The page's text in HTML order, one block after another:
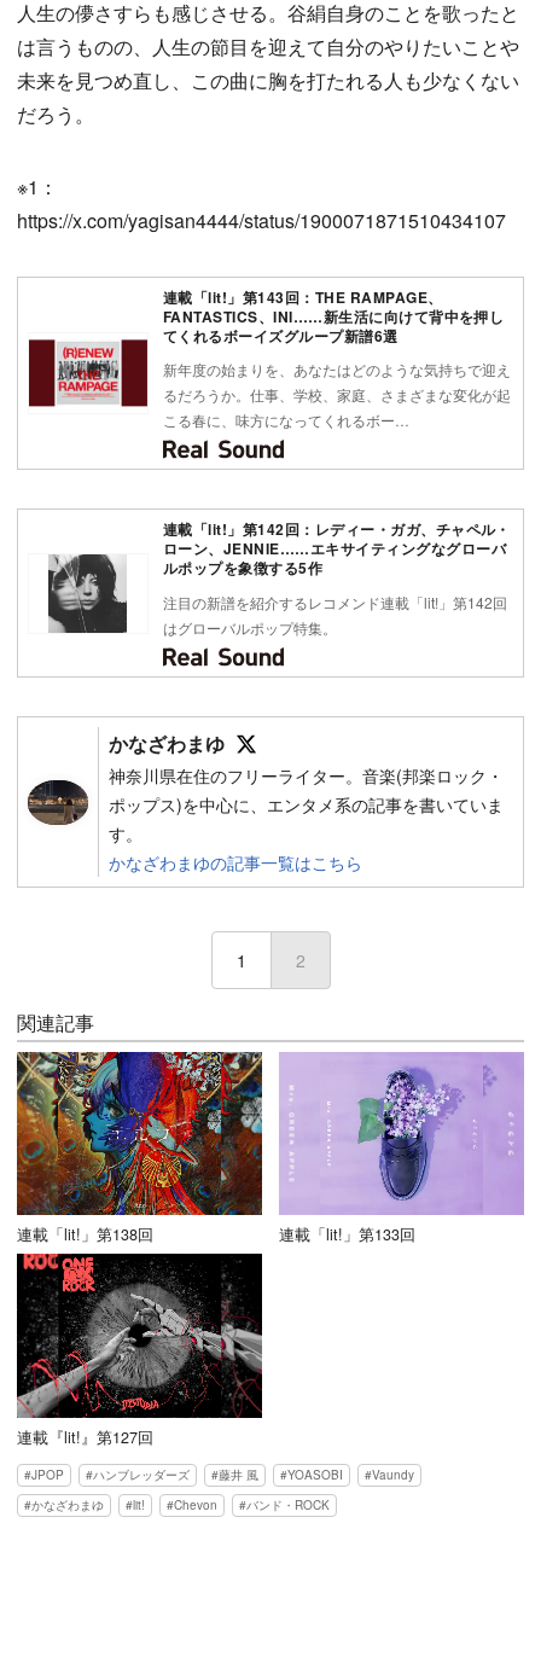
人生の儚さすらも感じさせる。谷絹自身のことを歌ったと
は言うものの、人生の節目を迎えて自分のやりたいことや
未来を見つめ直し、この曲に胸を打たれる人も少なくない
だろう。
※1：
https://x.com/yagisan4444/status/1900071871510434107
連載「lit!」第143回：THE RAMPAGE、
FANTASTICS、INI……新生活に向けて背中を押し
てくれるボーイズグループ新譜6選
新年度の始まりを、あなたはどのような気持ちで迎え
るだろうか。仕事、学校、家庭、さまざまな変化が起
こる春に、味方になってくれるボー…
連載「lit!」第142回：レディー・ガガ、チャペル・
ローン、JENNIE……エキサイティングなグローバ
ルポップを象徴する5作
注目の新譜を紹介するレコメンド連載「lit!」第142回
はグローバルポップ特集。
かなざわまゆ
神奈川県在住のフリーライター。音楽(邦楽ロック・
ポップス)を中心に、エンタメ系の記事を書いていま
す。
かなざわまゆの記事一覧はこちら
1 2
関連記事
連載「lit!」第138回 連載「lit!」第133回
連載『lit!』第127回
JPOP ハンブレッダーズ 藤井 風 YOASOBI
Vaundy
かなざわまゆ
lit! Chevon バンド・ROCK